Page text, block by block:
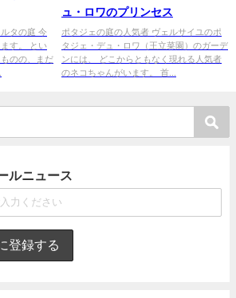
タの庭 今
す。 とい
のの、まだ
ュ・ロワのプリンセス
ポタジェの庭の人気者 ヴェルサイユのポ
タジェ・デュ・ロワ（王立菜園）のガーデ
ンには、 どこからともなく現れる人気者
のネコちゃんがいます。 首...
ルニュース